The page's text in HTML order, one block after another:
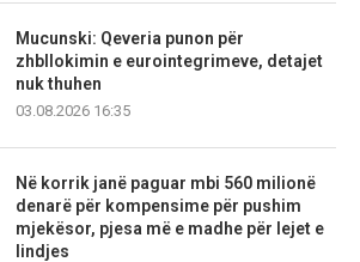
Mucunski: Qeveria punon për
zhbllokimin e eurointegrimeve, detajet
nuk thuhen
03.08.2026 16:35
Në korrik janë paguar mbi 560 milionë
denarë për kompensime për pushim
mjekësor, pjesa më e madhe për lejet e
lindjes